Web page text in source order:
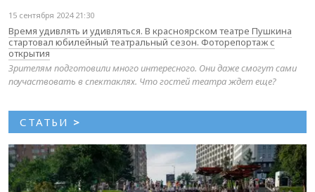
15 сентября 2024 21:30
Время удивлять и удивляться. В красноярском театре Пушкина
стартовал юбилейный театральный сезон. Фоторепортаж с
открытия
Зрителям подготовили много интересного. Они даже смогут сами
поучаствовать в спектаклях. Что гостей театра ждет еще?
СТАТЬИ >